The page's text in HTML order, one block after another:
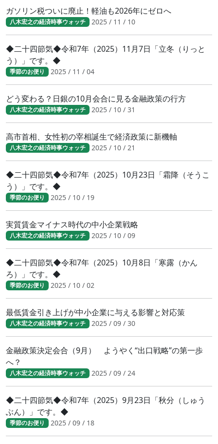
ガソリン税ついに廃止！軽油も2026年にゼロへ
八木宏之の経済時事ウォッチ 2025 / 11 / 10
◆二十四節気◆令和7年（2025）11月7日「立冬（りっと
う）」です。◆
季節のお便り 2025 / 11 / 04
どう変わる？日銀の10月会合に見る金融政策の行方
八木宏之の経済時事ウォッチ 2025 / 10 / 31
高市首相、女性初の宰相誕生で経済政策に新機軸
八木宏之の経済時事ウォッチ 2025 / 10 / 21
◆二十四節気◆令和7年（2025）10月23日「霜降（そうこ
う）」です。◆
季節のお便り 2025 / 10 / 19
実質賃金マイナス時代の中小企業戦略
八木宏之の経済時事ウォッチ 2025 / 10 / 09
◆二十四節気◆令和7年（2025）10月8日「寒露（かん
ろ）」です。◆
季節のお便り 2025 / 10 / 02
最低賃金引き上げが中小企業に与える影響と対応策
八木宏之の経済時事ウォッチ 2025 / 09 / 30
金融政策決定会合（9月） ようやく“出口戦略”の第一歩
へ？
八木宏之の経済時事ウォッチ 2025 / 09 / 24
◆二十四節気◆令和7年（2025）9月23日「秋分（しゅう
ぶん）」です。◆
季節のお便り 2025 / 09 / 18